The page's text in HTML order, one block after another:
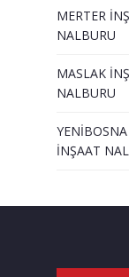
MERTER
NALBURU
MASLAK
NALBURU
İNŞAAT